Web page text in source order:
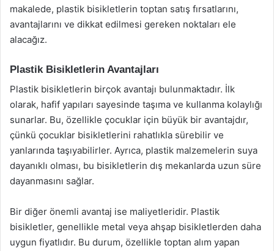
makalede, plastik bisikletlerin toptan satış fırsatlarını,
avantajlarını ve dikkat edilmesi gereken noktaları ele
alacağız.
Plastik Bisikletlerin Avantajları
Plastik bisikletlerin birçok avantajı bulunmaktadır. İlk
olarak, hafif yapıları sayesinde taşıma ve kullanma kolaylığı
sunarlar. Bu, özellikle çocuklar için büyük bir avantajdır,
çünkü çocuklar bisikletlerini rahatlıkla sürebilir ve
yanlarında taşıyabilirler. Ayrıca, plastik malzemelerin suya
dayanıklı olması, bu bisikletlerin dış mekanlarda uzun süre
dayanmasını sağlar.
Bir diğer önemli avantaj ise maliyetleridir. Plastik
bisikletler, genellikle metal veya ahşap bisikletlerden daha
uygun fiyatlıdır. Bu durum, özellikle toptan alım yapan